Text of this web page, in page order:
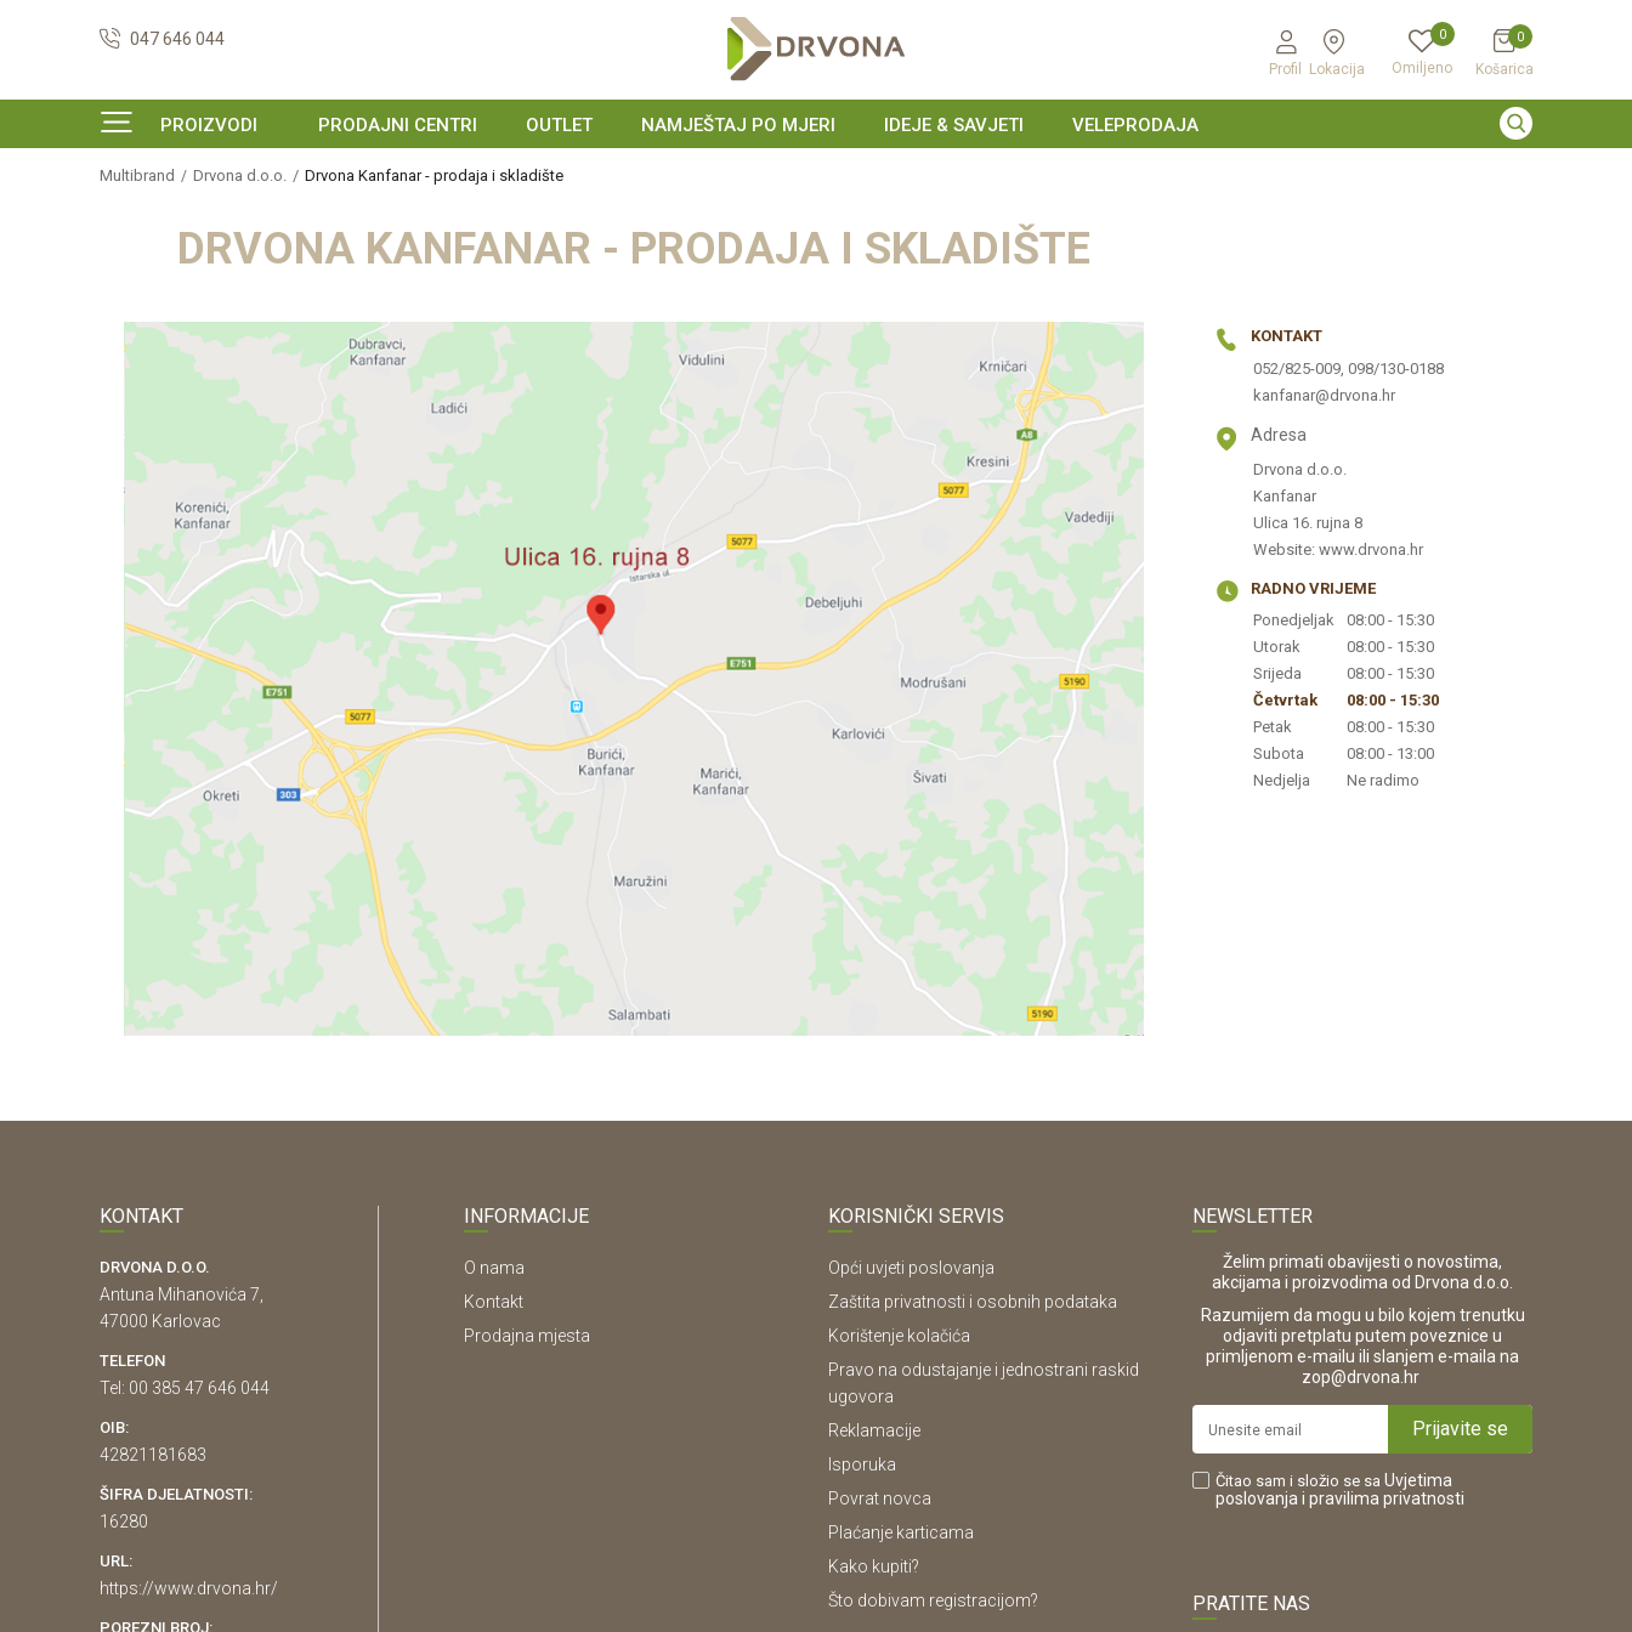
047 646 044
Profil Lokacija Omiljeno
0
Košarica
0
PROIZVODI PRODAJNI CENTRI OUTLET NAMJEŠTAJ PO MJERI IDEJE & SAVJETI VELEPRODAJA
Multibrand Drvona d.o.o. Drvona Kanfanar - prodaja i skladište
DRVONA KANFANAR - PRODAJA I SKLADIŠTE
KONTAKT
052/825-009, 098/130-0188
kanfanar@drvona.hr
Adresa
Drvona d.o.o.
Kanfanar
Ulica 16. rujna 8
Website: www.drvona.hr
RADNO VRIJEME
Ponedjeljak
08:00 - 15:30
Utorak
08:00 - 15:30
Srijeda
08:00 - 15:30
Četvrtak
08:00 - 15:30
Petak
08:00 - 15:30
Subota
08:00 - 13:00
Nedjelja
Ne radimo
KONTAKT
DRVONA D.O.O.
Antuna Mihanovića 7,
47000 Karlovac
TELEFON
Tel: 00 385 47 646 044
OIB:
42821181683
ŠIFRA DJELATNOSTI:
16280
URL:
https://www.drvona.hr/
POREZNI BROJ:
INFORMACIJE
O nama
Kontakt
Prodajna mjesta
KORISNIČKI SERVIS
Opći uvjeti poslovanja
Zaštita privatnosti i osobnih podataka
Korištenje kolačića
Pravo na odustajanje i jednostrani raskid
ugovora
Reklamacije
Isporuka
Povrat novca
Plaćanje karticama
Kako kupiti?
Što dobivam registracijom?
NEWSLETTER
Želim primati obavijesti o novostima,
akcijama i proizvodima od Drvona d.o.o.
Razumijem da mogu u bilo kojem trenutku
odjaviti pretplatu putem poveznice u
primljenom e-mailu ili slanjem e-maila na
zop@drvona.hr.
Prijavite se
Čitao sam i složio se sa Uvjetima
poslovanja i pravilima privatnosti
PRATITE NAS